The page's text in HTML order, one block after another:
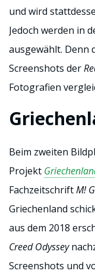
und wird
Jedoch werden in
ausgewählt. Denn
Screenshots der
Fotografien
Beim zweiten
Projekt
FachzeitschriftM!
Griechenland
aus dem 2018
Creed Odyssey
Screenshots und